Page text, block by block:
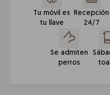
Tu móvil es
tu llave
Recepción
24/7
Se admiten
perros